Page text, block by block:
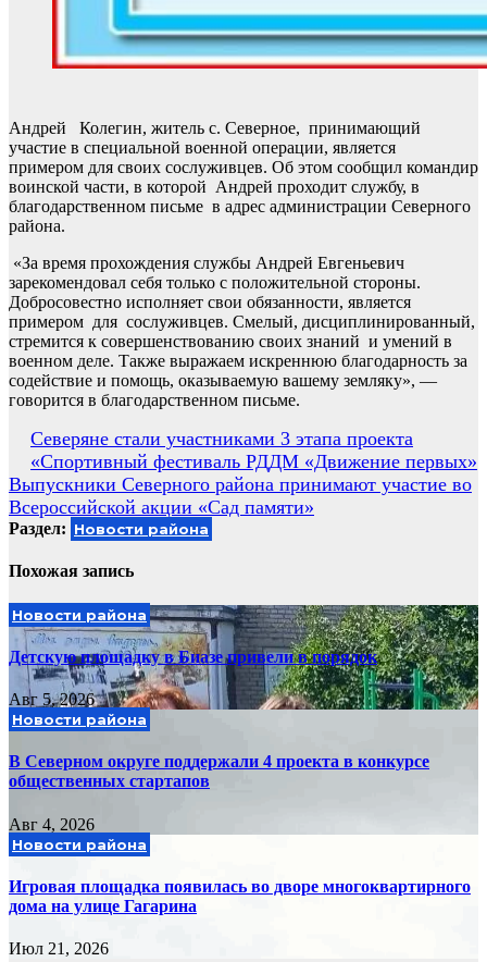
Андрей Колегин, житель с. Северное, принимающий
участие в специальной военной операции, является
примером для своих сослуживцев. Об этом сообщил командир
воинской части, в которой Андрей проходит службу, в
благодарственном письме в адрес администрации Северного
района.
«За время прохождения службы Андрей Евгеньевич
зарекомендовал себя только с положительной стороны.
Добросовестно исполняет свои обязанности, является
примером для сослуживцев. Смелый, дисциплинированный,
стремится к совершенствованию своих знаний и умений в
военном деле. Также выражаем искреннюю благодарность за
содействие и помощь, оказываемую вашему земляку», —
говорится в благодарственном письме.
Навигация
по
записям
Северяне стали участниками 3 этапа проекта
«Спортивный фестиваль РДДМ «Движение первых»
Выпускники Северного района принимают участие во
Всероссийской акции «Сад памяти»
Раздел: Новости района
Похожая запись
Новости района
Детскую площадку в Биазе привели в порядок
Авг 5, 2026
Новости района
В Северном округе поддержали 4 проекта в конкурсе
общественных стартапов
Авг 4, 2026
Новости района
Игровая площадка появилась во дворе многоквартирного
дома на улице Гагарина
Июл 21, 2026